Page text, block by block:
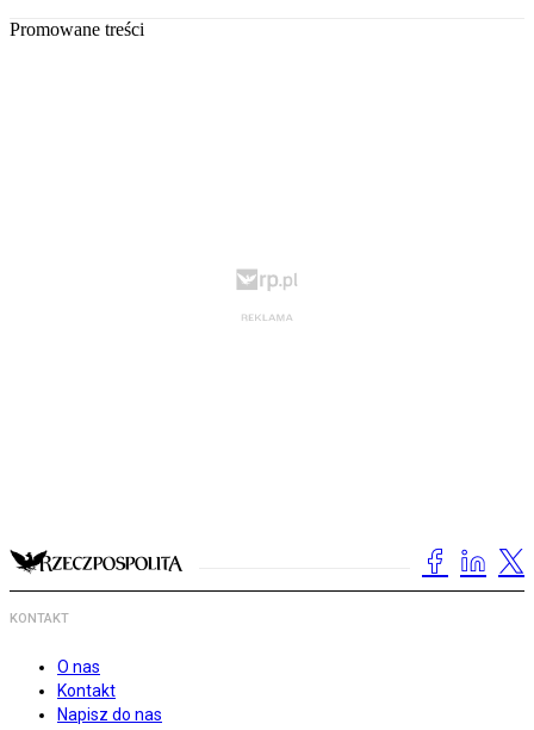
Promowane treści
KONTAKT
O nas
Kontakt
Napisz do nas